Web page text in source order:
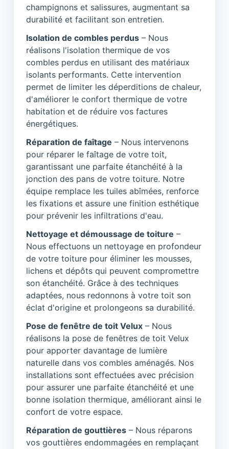
champignons et salissures, augmentant sa
durabilité et facilitant son entretien.
Isolation de combles perdus – Nous
réalisons l'isolation thermique de vos
combles perdus en utilisant des matériaux
isolants performants. Cette intervention
permet de limiter les déperditions de chaleur,
d'améliorer le confort thermique de votre
habitation et de réduire vos factures
énergétiques.
Réparation de faîtage – Nous intervenons
pour réparer le faîtage de votre toit,
garantissant une parfaite étanchéité à la
jonction des pans de votre toiture. Notre
équipe remplace les tuiles abîmées, renforce
les fixations et assure une finition esthétique
pour prévenir les infiltrations d'eau.
Nettoyage et démoussage de toiture –
Nous effectuons un nettoyage en profondeur
de votre toiture pour éliminer les mousses,
lichens et dépôts qui peuvent compromettre
son étanchéité. Grâce à des techniques
adaptées, nous redonnons à votre toit son
éclat d'origine et prolongeons sa durabilité.
Pose de fenêtre de toit Velux – Nous
réalisons la pose de fenêtres de toit Velux
pour apporter davantage de lumière
naturelle dans vos combles aménagés. Nos
installations sont effectuées avec précision
pour assurer une parfaite étanchéité et une
bonne isolation thermique, améliorant ainsi le
confort de votre espace.
Réparation de gouttières – Nous réparons
vos gouttières endommagées en remplaçant